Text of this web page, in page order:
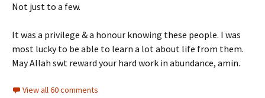
Not just to a few.
It was a privilege & a honour knowing these people. I was
most lucky to be able to learn a lot about life from them.
May Allah swt reward your hard work in abundance, amin.
View all 60 comments